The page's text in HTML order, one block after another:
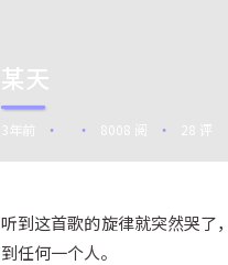
某天
3年前 • • 8008 阅 • 28 评
听到这首歌的旋律就突然哭了
到任何一个人。